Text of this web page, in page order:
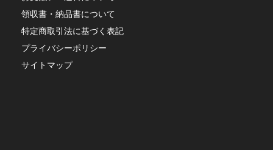
領収書・納品書について
特定商取引法に基づく表記
プライバシーポリシー
サイトマップ